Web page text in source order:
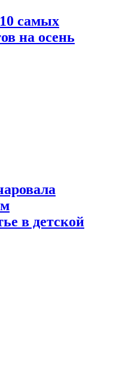
самых
на осень
в детской